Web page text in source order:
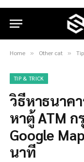
Home » Other cat »
TIP & TRICK
วิธีหาธนาค
หาตู้ ATM ก
Google
นาที